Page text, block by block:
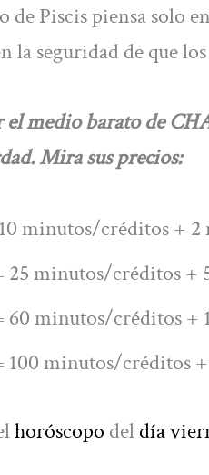
de Piscis piensa solo
la seguridad de que
el medio barato de
Mira sus precios:
minutos/créditos +
25 minutos/créditos +
60 minutos/créditos +
100 minutos/créditos
horóscopo deldía